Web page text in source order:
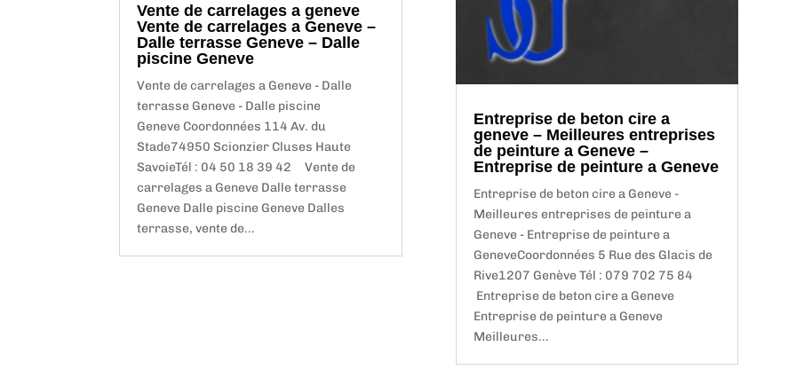
Vente de carrelages a geneve
Vente de carrelages a Geneve –
Dalle terrasse Geneve – Dalle
piscine Geneve
Vente de carrelages a Geneve - Dalle
terrasse Geneve - Dalle piscine
Geneve Coordonnées 114 Av. du
Stade74950 Scionzier Cluses Haute
SavoieTél : 04 50 18 39 42 Vente de
carrelages a Geneve Dalle terrasse
Geneve Dalle piscine Geneve Dalles
terrasse, vente de...
Entreprise de beton cire a
geneve – Meilleures entreprises
de peinture a Geneve –
Entreprise de peinture a Geneve
Entreprise de beton cire a Geneve -
Meilleures entreprises de peinture a
Geneve - Entreprise de peinture a
GeneveCoordonnées 5 Rue des Glacis de
Rive1207 Genève Tél : 079 702 75 84
Entreprise de beton cire a Geneve
Entreprise de peinture a Geneve
Meilleures...